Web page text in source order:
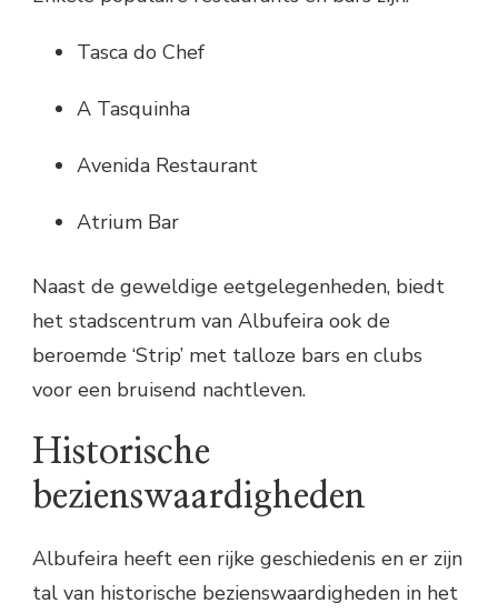
Tasca do Chef
A Tasquinha
Avenida Restaurant
Atrium Bar
Naast de geweldige eetgelegenheden, biedt
het stadscentrum van Albufeira ook de
beroemde ‘Strip’ met talloze bars en clubs
voor een bruisend nachtleven.
Historische
bezienswaardigheden
Albufeira heeft een rijke geschiedenis en er zijn
tal van historische bezienswaardigheden in het